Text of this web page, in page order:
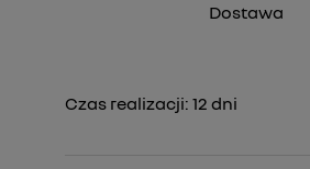
Dostawa
Czas realizacji: 12 dni